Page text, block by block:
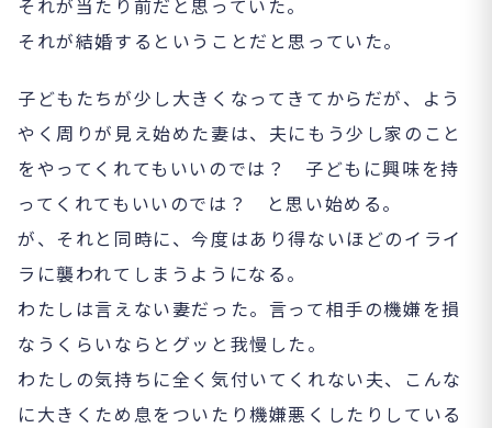
それが当たり前だと思っていた。
それが結婚するということだと思っていた。
子どもたちが少し大きくなってきてからだが、よう
やく周りが見え始めた妻は、夫にもう少し家のこと
をやってくれてもいいのでは？ 子どもに興味を持
ってくれてもいいのでは？ と思い始める。
が、それと同時に、今度はあり得ないほどのイライ
ラに襲われてしまうようになる。
わたしは言えない妻だった。言って相手の機嫌を損
なうくらいならとグッと我慢した。
わたしの気持ちに全く気付いてくれない夫、こんな
に大きくため息をついたり機嫌悪くしたりしている